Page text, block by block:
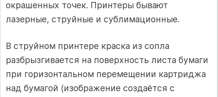
окрашенных точек. Принтеры бывают
лазерные, струйные и сублимационные.
В струйном принтере краска из сопла
разбрызгивается на поверхность листа бумаги
при горизонтальном перемещении картриджа
над бумагой (изображение создаётся с